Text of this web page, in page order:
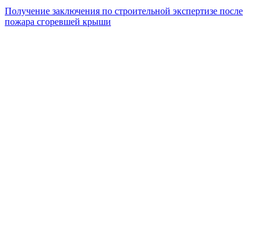
Получение заключения по строительной экспертизе после
пожара сгоревшей крыши